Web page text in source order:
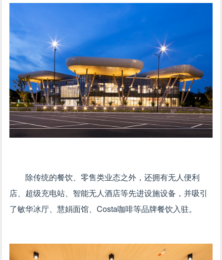
除传统的餐饮、零售类业态之外，还拥有无人便利
店、超级充电站、智能无人酒店等先进设施设备，并吸引
了敏华冰厅、慧娟面馆、Costa咖啡等品牌餐饮入驻。